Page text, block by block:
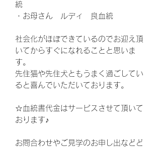
統
・お母さん ルディ 良血統
社会化がほぼできているのでお迎え頂
いてからすぐになれることと思いま
す。
先住猫や先住犬ともうまく過ごしてい
ると喜んでいただいております。
☆血統書代金はサービスさせて頂いて
おります♪
お問合わせやご見学のお申し出などど